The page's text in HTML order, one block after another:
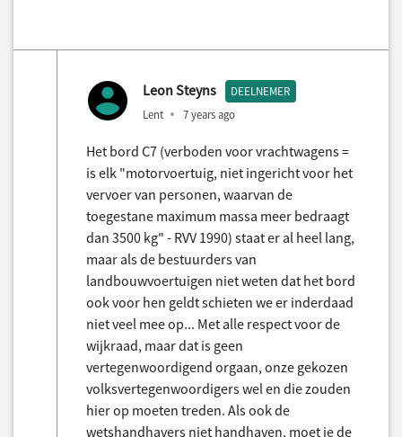
Leon Steyns DEELNEMER
Lent 7 years ago
Het bord C7 (verboden voor vrachtwagens =
is elk "motorvoertuig, niet ingericht voor het
vervoer van personen, waarvan de
toegestane maximum massa meer bedraagt
dan 3500 kg" - RVV 1990) staat er al heel lang,
maar als de bestuurders van
landbouwvoertuigen niet weten dat het bord
ook voor hen geldt schieten we er inderdaad
niet veel mee op... Met alle respect voor de
wijkraad, maar dat is geen
vertegenwoordigend orgaan, onze gekozen
volksvertegenwoordigers wel en die zouden
hier op moeten treden. Als ook de
wetshandhavers niet handhaven, moet je de